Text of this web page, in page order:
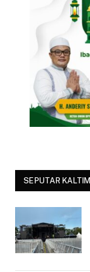
SEPUTAR KALTIM